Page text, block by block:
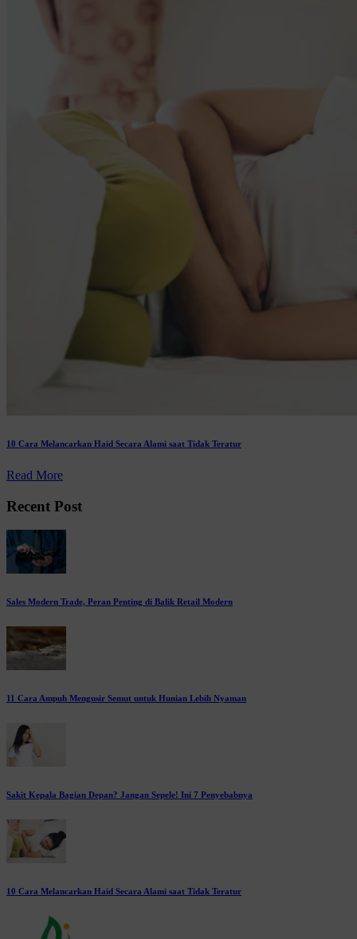
10 Cara Melancarkan Haid Secara Alami saat Tidak Teratur
Read More
Recent Post
Sales Modern Trade, Peran Penting di Balik Retail Modern
11 Cara Ampuh Mengusir Semut untuk Hunian Lebih Nyaman
Sakit Kepala Bagian Depan? Jangan Sepele! Ini 7 Penyebabnya
10 Cara Melancarkan Haid Secara Alami saat Tidak Teratur